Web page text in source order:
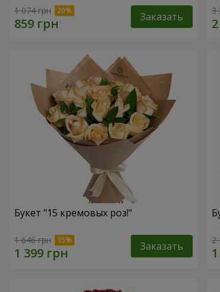
1 074 грн Заказать 3
Букет "15 кремовых роз!"
1 646 грн Заказать 2